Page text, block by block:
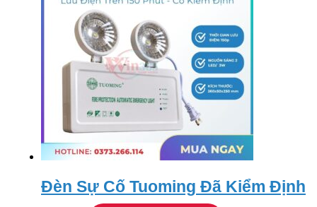
Đèn Sự Cố Tuoming Đã Kiểm Định